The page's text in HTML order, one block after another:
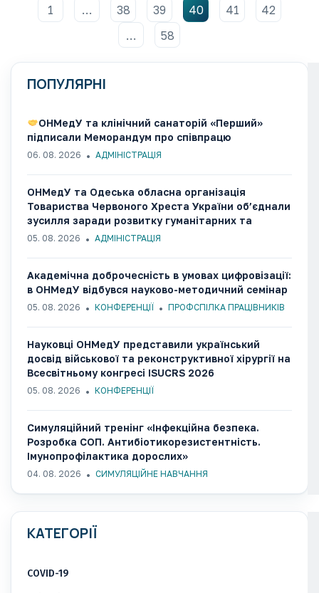
1 … 38 39 40 41
42
…
58
ПОПУЛЯРНІ
ОНМедУ та клінічний санаторій «Перший»
підписали Меморандум про співпрацю
06. 08. 2026 АДМІНІСТРАЦІЯ
ОНМедУ та Одеська обласна організація
Товариства Червоного Хреста України об’єднали
зусилля заради розвитку гуманітарних та
медико-соціальних ініціатив
05. 08. 2026 АДМІНІСТРАЦІЯ
Академічна доброчесність в умовах цифровізації:
в ОНМедУ відбувся науково-методичний семінар
05. 08. 2026 КОНФЕРЕНЦІЇ ПРОФСПІЛКА ПРАЦІВНИКІВ
Науковці ОНМедУ представили український
досвід військової та реконструктивної хірургії на
Всесвітньому конгресі ISUCRS 2026
05. 08. 2026 КОНФЕРЕНЦІЇ
Симуляційний тренінг «Інфекційна безпека.
Розробка СОП. Антибіотикорезистентність.
Імунопрофілактика дорослих»
04. 08. 2026 СИМУЛЯЦІЙНЕ НАВЧАННЯ
КАТЕГОРІЇ
COVID-19